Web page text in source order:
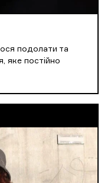
подолати та
яке постійно